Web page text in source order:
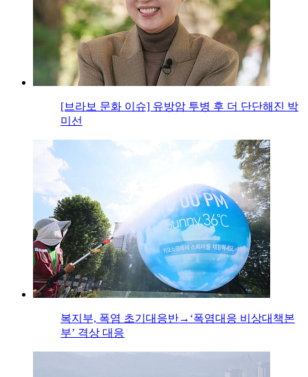
[브라보 문화 이슈] 유방암 투병 후 더 단단해진 박
미선
복지부, 폭염 초기대응반→‘폭염대응 비상대책본
부’ 격상 대응